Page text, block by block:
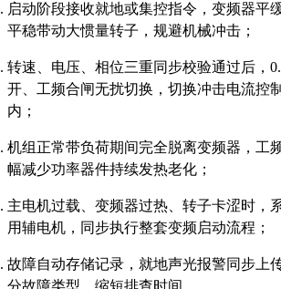
启动阶段接收就地或集控指令，变频器平
平稳带动大惯量转子，规避机械冲击；
转速、电压、相位三重同步校验通过后，
开、工频合闸无扰切换，切换冲击电流控
内；
机组正常带负荷期间完全脱离变频器，工
幅减少功率器件持续发热老化；
主电机过载、变频器过热、转子卡涩时，
用辅电机，同步执行整套变频启动流程；
故障自动存储记录，就地声光报警同步上
分故障类型，缩短排查时间。